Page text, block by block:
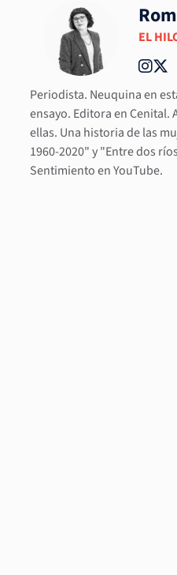
EL
Periodista. Neuquina en
ensayo. Editora en Cenital.
ellas. Una historia de las
1960-2020" y "Entre dos
Sentimiento en YouTube.